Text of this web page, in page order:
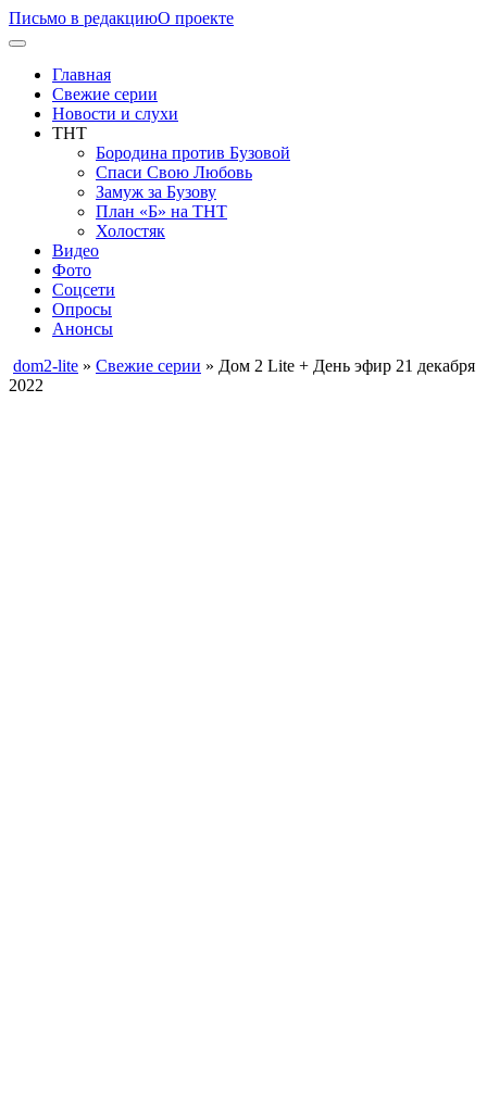
Письмо в редакциюО проекте
Главная
Свежие серии
Новости и слухи
ТНТ
Бородина против Бузовой
Спаси Свою Любовь
Замуж за Бузову
План «Б» на ТНТ
Холостяк
Видео
Фото
Соцсети
Опросы
Анонсы
dom2-lite » Свежие серии » Дом 2 Lite + День эфир 21 декабря
2022